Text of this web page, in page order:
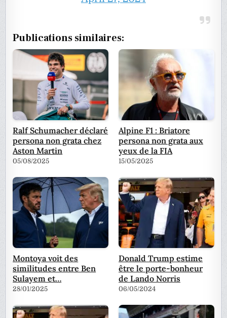
Publications similaires:
Ralf Schumacher déclaré
persona non grata chez
Aston Martin
05/08/2025
Alpine F1 : Briatore
persona non grata aux
yeux de la FIA
15/05/2025
Montoya voit des
similitudes entre Ben
Sulayem et…
28/01/2025
Donald Trump estime
être le porte-bonheur
de Lando Norris
06/05/2024